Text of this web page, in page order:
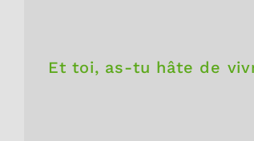
Et toi, as-tu hâte de